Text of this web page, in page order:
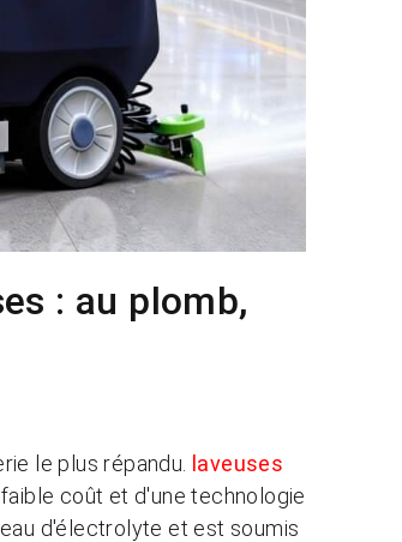
: au plomb,
le plus répandu. laveuses
coût et d'une technologie
d'électrolyte et est soumis